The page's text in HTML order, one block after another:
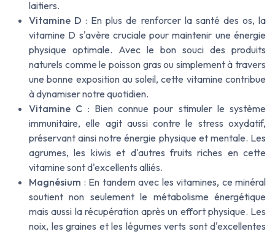
laitiers.
Vitamine D : En plus de renforcer la santé des os, la
vitamine D s'avère cruciale pour maintenir une énergie
physique optimale. Avec le bon souci des produits
naturels comme le poisson gras ou simplement à travers
une bonne exposition au soleil, cette vitamine contribue
à dynamiser notre quotidien.
Vitamine C : Bien connue pour stimuler le système
immunitaire, elle agit aussi contre le stress oxydatif,
préservant ainsi notre énergie physique et mentale. Les
agrumes, les kiwis et d'autres fruits riches en cette
vitamine sont d'excellents alliés.
Magnésium : En tandem avec les vitamines, ce minéral
soutient non seulement le métabolisme énergétique
mais aussi la récupération après un effort physique. Les
noix, les graines et les légumes verts sont d'excellentes